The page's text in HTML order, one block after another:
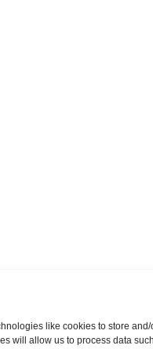
like cookies to store
will allow us to process data